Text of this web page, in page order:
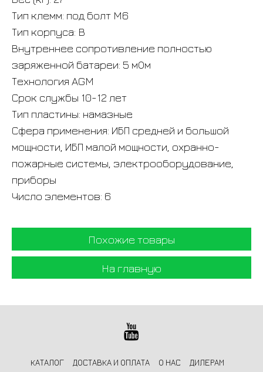
Тип клемм: под болт M6
Тип корпуса: B
Внутреннее сопротивление полностью
заряженной батареи: 5 мОм
Технология AGM
Срок службы 10-12 лет
Тип пластины: намазные
Сфера применения: ИБП средней и большой
мощности, ИБП малой мощности, охранно-
пожарные системы, электрооборудование,
приборы
Число элементов: 6
Похожие товары
На главную
КАТАЛОГ ДОСТАВКА И ОПЛАТА О НАС ДИЛЕРАМ